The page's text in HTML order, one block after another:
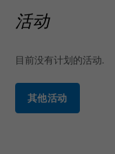
活动
目前没有计划的活动.
其他活动